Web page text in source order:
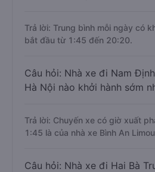
Trả lời: Trung bình mỗi ngày có
bắt đầu từ 1:45 đến 20:20.
Câu hỏi: Nhà xe đi Nam
Hà Nội nào khởi hành sớm
Trả lời: Chuyến xe có giờ xuất
1:45 là của nhà xe Bình An
Câu hỏi: Nhà xe đi Hai Bà